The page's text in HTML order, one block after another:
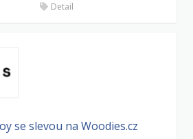
Detail
se slevou na Woodies.cz